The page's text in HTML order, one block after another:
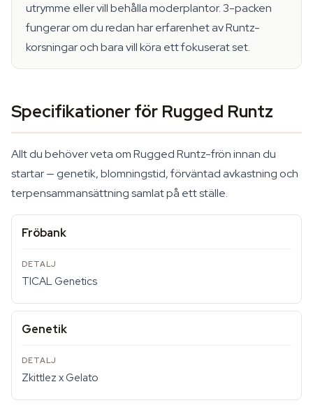
utrymme eller vill behålla moderplantor. 3-packen
fungerar om du redan har erfarenhet av Runtz-
korsningar och bara vill köra ett fokuserat set.
Specifikationer för Rugged Runtz
Allt du behöver veta om Rugged Runtz-frön innan du
startar — genetik, blomningstid, förväntad avkastning och
terpensammansättning samlat på ett ställe.
Fröbank
TICAL Genetics
Genetik
Zkittlez x Gelato